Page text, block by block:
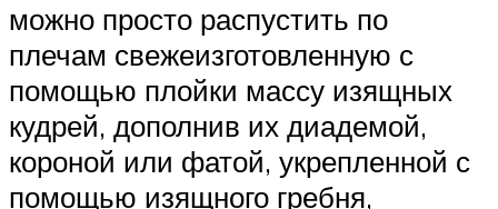
можно просто распустить по
плечам свежеизготовленную с
помощью плойки массу изящных
кудрей, дополнив их диадемой,
короной или фатой, укрепленной с
помощью изящного гребня,